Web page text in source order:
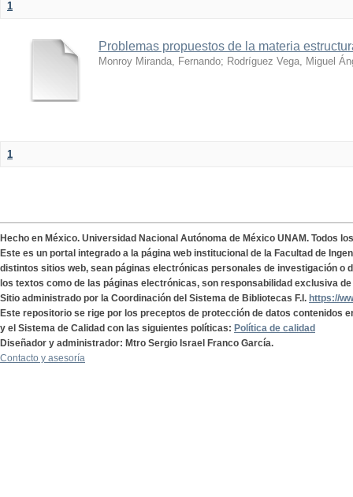
1
Problemas propuestos de la materia
Monroy Miranda, Fernando; Rodríguez Vega, Miguel
1
Hecho en México. Universidad Nacional Autónoma de México UNAM. Todos
Este es un portal integrado a la página web institucional de la Facultad de
distintos sitios web, sean páginas electrónicas personales de investigación o
los textos como de las páginas electrónicas, son responsabilidad exclusiva
Sitio administrado por la Coordinación del Sistema de Bibliotecas F.I. https://
Este repositorio se rige por los preceptos de protección de datos contenidos
y el Sistema de Calidad con las siguientes políticas: Política de calidad
Diseñador y administrador: Mtro Sergio Israel Franco García.
Contacto y asesoría